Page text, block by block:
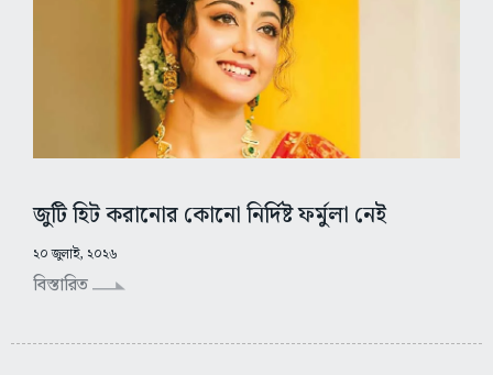
জুটি হিট করানোর কোনো নির্দিষ্ট ফর্মুলা নেই
২০ জুলাই, ২০২৬
বিস্তারিত